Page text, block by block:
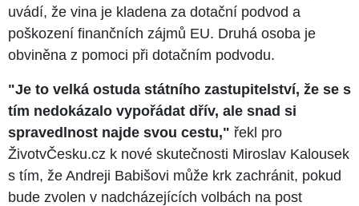
uvádí, že vina je kladena za dotační podvod a
poškození finančních zájmů EU. Druhá osoba je
obviněna z pomoci při dotačním podvodu.
"Je to velká ostuda státního zastupitelství, že se s
tím nedokázalo vypořádat dřív, ale snad si
spravedlnost najde svou cestu," řekl pro
ŽivotvČesku.cz k nové skutečnosti Miroslav Kalousek
s tím, že Andreji Babišovi může krk zachránit, pokud
bude zvolen v nadcházejících volbách na post